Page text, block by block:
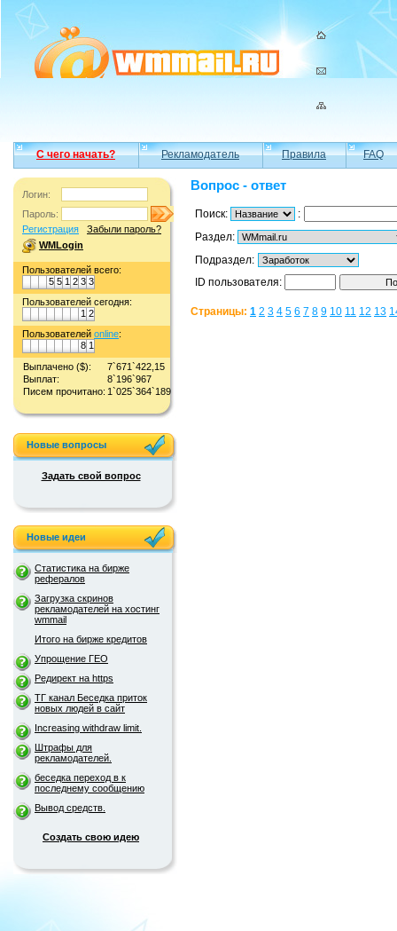
С чего начать? Рекламодатель Правила FAQ
Логин:
Пароль:
Регистрация
Забыли пароль?
WMLogin
Пользователей всего:
5 5 1 2 3 3
Пользователей сегодня:
1 2
Пользователей online:
8 1
Выплачено ($):
7`671`422,15
Выплат:
8`196`967
Писем прочитано: 1`025`364`189
Новые вопросы
Задать свой вопрос
Новые идеи
Статистика на бирже
рефералов
Загрузка скринов
рекламодателей на хостинг
wmmail
Итого на бирже кредитов
Упрощение ГЕО
Редирект на https
ТГ канал Беседка приток
новых людей в сайт
Increasing withdraw limit.
Штрафы для
рекламодателей.
беседка переход в к
последнему сообщению
Вывод средств.
Создать свою идею
Вопрос - ответ
Поиск:
:
Раздел:
Подраздел:
ID пользователя:
Страницы: 1 2 3 4 5 6 7 8 9 10 11 12 13